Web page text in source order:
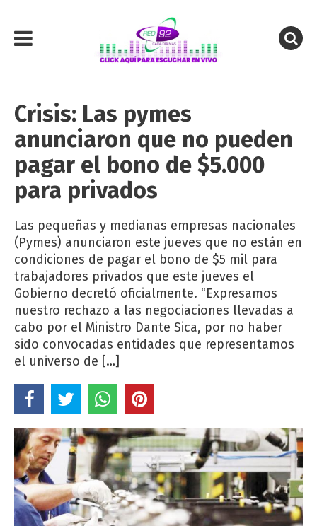
Crisis: Las pymes
anunciaron que no pueden
pagar el bono de $5.000
para privados
Las pequeñas y medianas empresas nacionales
(Pymes) anunciaron este jueves que no están en
condiciones de pagar el bono de $5 mil para
trabajadores privados que este jueves el
Gobierno decretó oficialmente. “Expresamos
nuestro rechazo a las negociaciones llevadas a
cabo por el Ministro Dante Sica, por no haber
sido convocadas entidades que representamos
el universo de […]